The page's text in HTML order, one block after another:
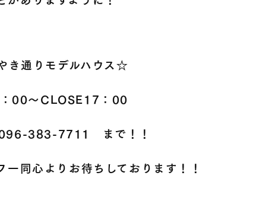
き通りモデルハウス☆
00～CLOSE17：00
383-7711 まで！！
同心よりお待ちしております！！